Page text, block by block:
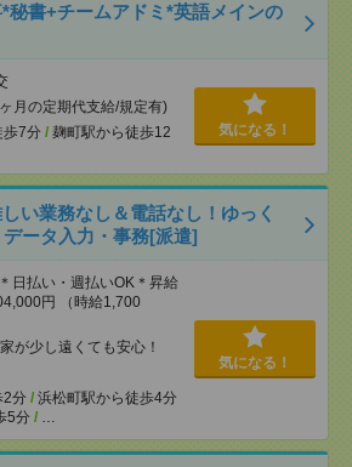
秘書+チームアドミ*英語メインの
月の定期代支給/規定有)
歩7分 / 麹町駅から徒歩12
気になる！
しい業務なし＆電話なし！ゆっく
ータ入力・事務[派遣]
日払い・週払いOK＊昇給
円 （時給1,700
少し遠くても安心！
2分 / 浜松町駅から徒歩4分
5分 / …
気になる！